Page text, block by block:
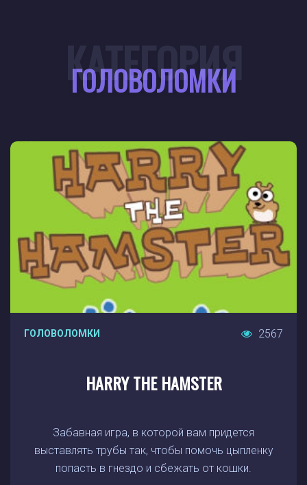
ГОЛОВОЛОМКИ
КАТЕГОРИЯ
ГОЛОВОЛОМКИ 2567
HARRY THE HAMSTER
Забавная игра, в которой вам придется
выставлять трубы так, чтобы помочь цыпленку
попасть в гнездо и сбежать от кошки.